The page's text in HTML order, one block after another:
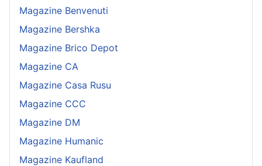
Magazine Benvenuti
Magazine Bershka
Magazine Brico Depot
Magazine CA
Magazine Casa Rusu
Magazine CCC
Magazine DM
Magazine Humanic
Magazine Kaufland